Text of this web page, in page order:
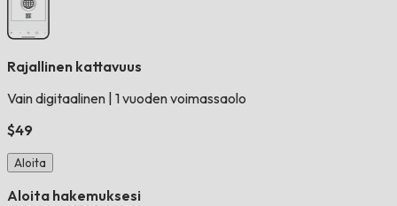
Rajallinen kattavuus
Vain digitaalinen 1 vuoden voimassaolo
$49
Aloita
Aloita hakemuksesi